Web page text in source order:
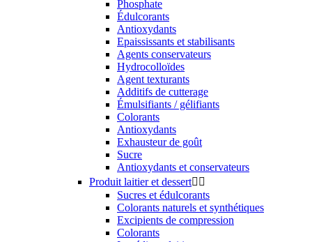
Phosphate
Édulcorants
Antioxydants
Epaississants et stabilisants
Agents conservateurs
Hydrocolloïdes
Agent texturants
Additifs de cutterage
Émulsifiants / gélifiants
Colorants
Antioxydants
Exhausteur de goût
Sucre
Antioxydants et conservateurs
Produit laitier et dessert 
Sucres et édulcorants
Colorants naturels et synthétiques
Excipients de compression
Colorants